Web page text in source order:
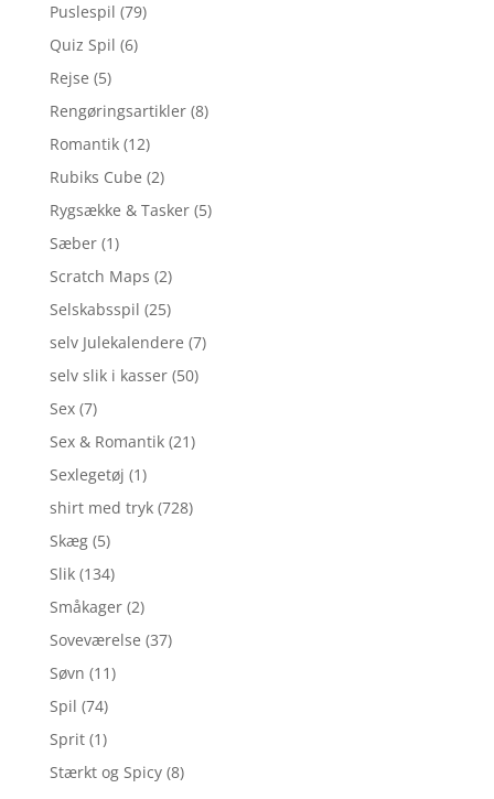
Puslespil (79)
Quiz Spil (6)
Rejse (5)
Rengøringsartikler (8)
Romantik (12)
Rubiks Cube (2)
Rygsække & Tasker (5)
Sæber (1)
Scratch Maps (2)
Selskabsspil (25)
selv Julekalendere (7)
selv slik i kasser (50)
Sex (7)
Sex & Romantik (21)
Sexlegetøj (1)
shirt med tryk (728)
Skæg (5)
Slik (134)
Småkager (2)
Soveværelse (37)
Søvn (11)
Spil (74)
Sprit (1)
Stærkt og Spicy (8)